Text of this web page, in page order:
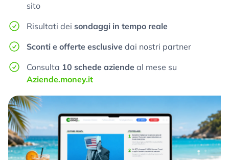
sito
Risultati dei sondaggi in tempo reale
Sconti e offerte esclusive dai nostri partner
Consulta 10 schede aziende al mese su
Aziende.money.it